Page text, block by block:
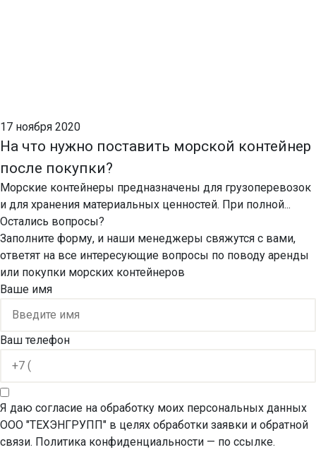
17 ноября 2020
На что нужно поставить морской контейнер
после покупки?
Морские контейнеры предназначены для грузоперевозок
и для хранения материальных ценностей. При полной...
Остались вопросы?
Заполните форму, и наши менеджеры свяжутся с вами,
ответят на все интересующие вопросы по поводу аренды
или покупки морских контейнеров
Ваше имя
Ваш телефон
Я даю согласие на обработку моих персональных данных
ООО "ТЕХЭНГРУПП" в целях обработки заявки и обратной
связи. Политика конфиденциальности — по ссылке.